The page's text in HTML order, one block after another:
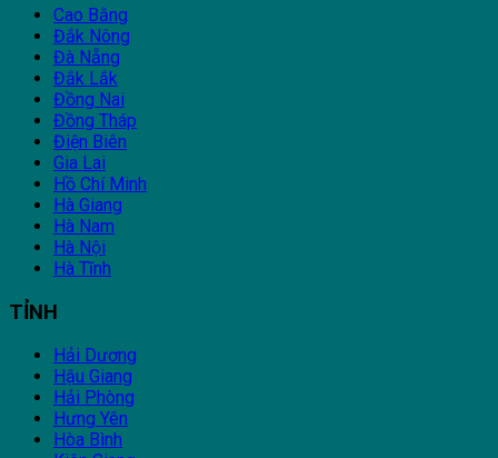
Cao Bằng
Đắk Nông
Đà Nẵng
Đắk Lắk
Đồng Nai
Đồng Tháp
Điện Biên
Gia Lai
Hồ Chí Minh
Hà Giang
Hà Nam
Hà Nội
Hà Tĩnh
TỈNH
Hải Dương
Hậu Giang
Hải Phòng
Hưng Yên
Hòa Bình